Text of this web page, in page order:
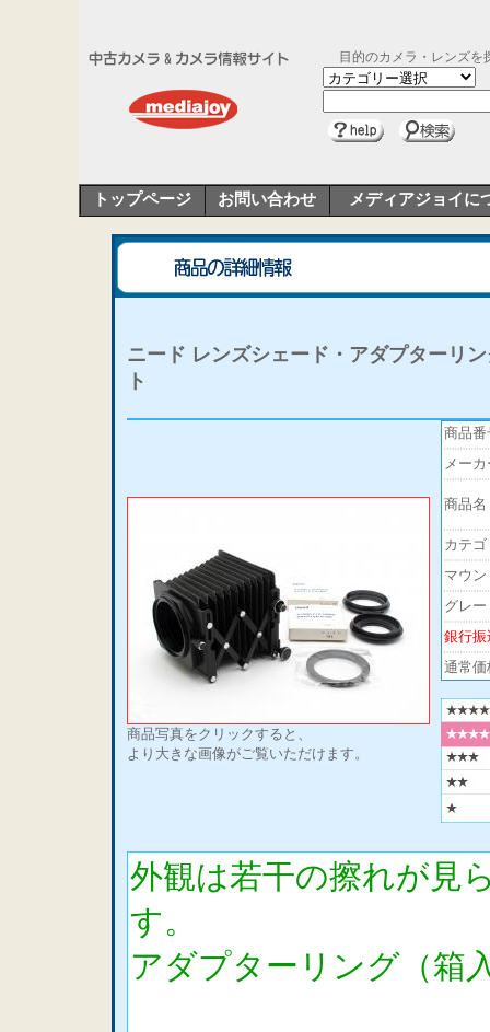
目的のカメラ・レンズを
トップページ お問い合わせ メディアジョイに
ニード レンズシェード・アダプターリ
ト
商品写真をクリックすると、
より大きな画像がご覧いただけます。
商品番
メーカ
商品名
カテゴ
マウ
グレー
銀行振
通常価
外観は若干の擦れが見
す。
アダプターリング（箱